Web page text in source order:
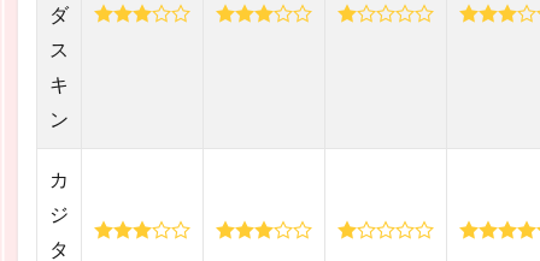
ダ
ス
キ
ン
カ
ジ
タ